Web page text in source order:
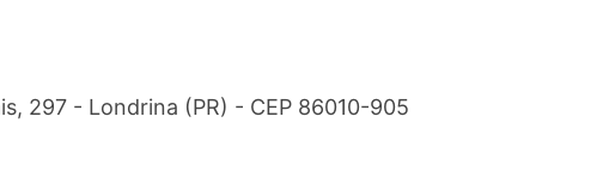
297 - Londrina (PR) - CEP 86010-905